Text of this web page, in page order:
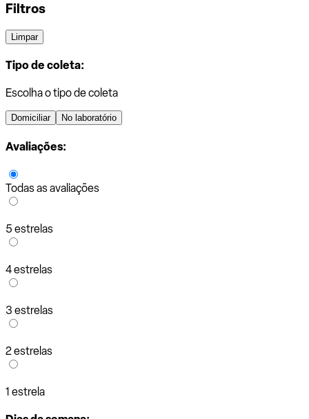
Filtros
Limpar
Tipo de coleta:
Escolha o tipo de coleta
Domiciliar No laboratório
Avaliações:
Todas as avaliações
5 estrelas
4 estrelas
3 estrelas
2 estrelas
1 estrela